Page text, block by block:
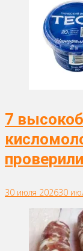
7
30 июля 202630